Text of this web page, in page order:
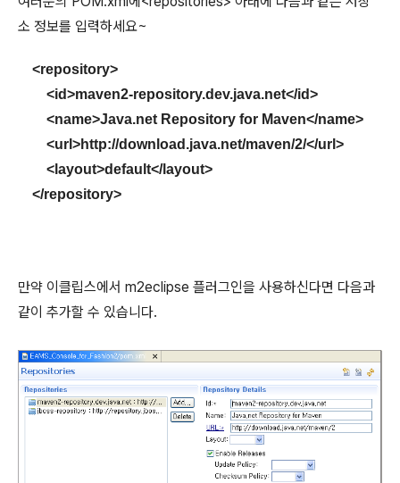
소 정보를 입력하세요~
<repository>
<id>maven2-repository.dev.java.net</id>
<name>Java.net Repository for Maven</name>
<url>http://download.java.net/maven/2/</url>
<layout>default</layout>
</repository>
만약 이클립스에서 m2eclipse 플러그인을 사용하신다면 다음과
같이 추가할 수 있습니다.